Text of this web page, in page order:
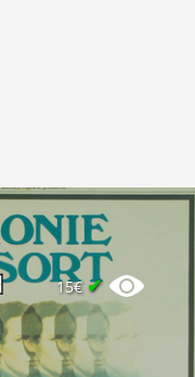
15€ ✔